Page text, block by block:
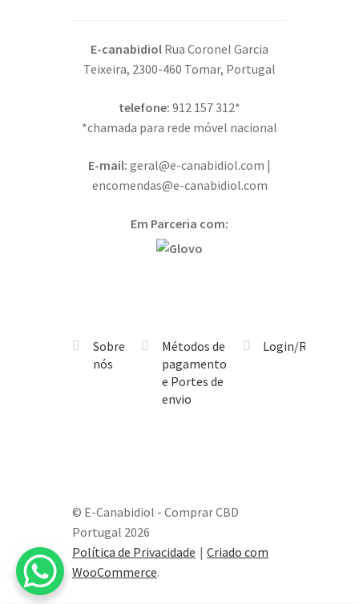
E-canabidiol Rua Coronel Garcia
Teixeira, 2300-460 Tomar, Portugal
telefone: 912 157 312*
*chamada para rede móvel nacional
E-mail: geral@e-canabidiol.com |
encomendas@e-canabidiol.com
Em Parceria com:
Sobre
nós
Métodos de
pagamento
e Portes de
envio
Login/Registo
© E-Canabidiol - Comprar CBD
Portugal 2026
Política de Privacidade
Criado com
WooCommerce.